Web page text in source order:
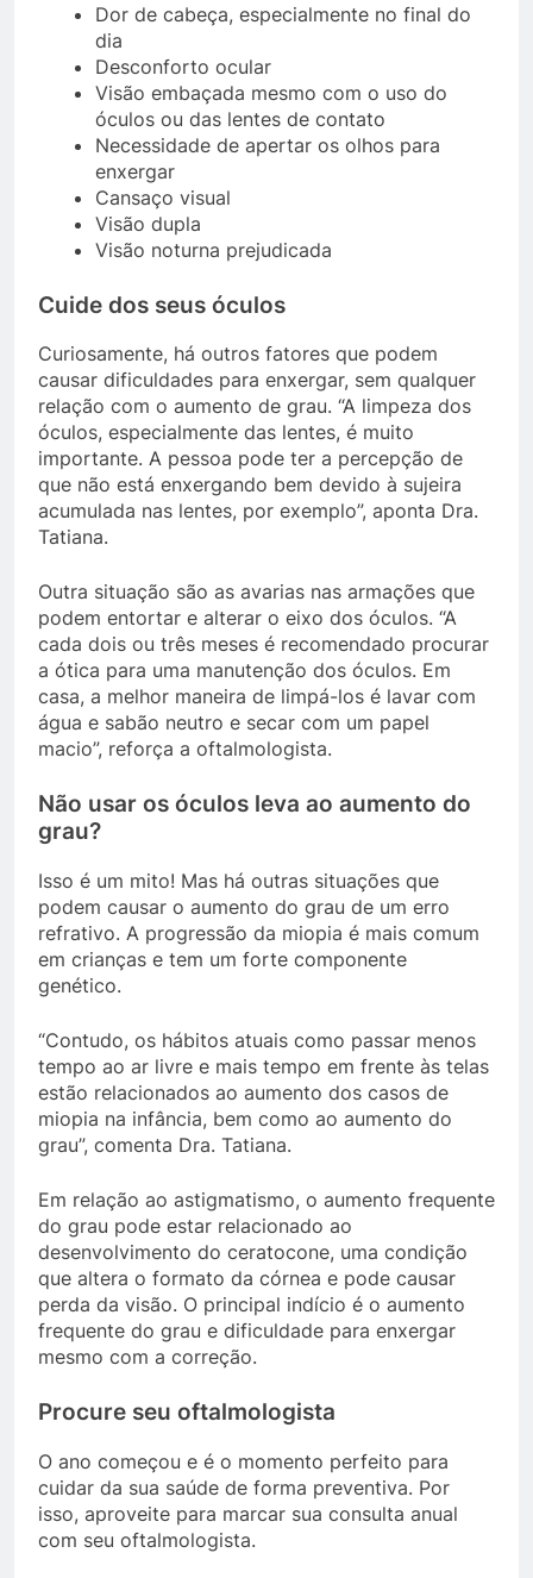
Dor de cabeça, especialmente no final do
dia
Desconforto ocular
Visão embaçada mesmo com o uso do
óculos ou das lentes de contato
Necessidade de apertar os olhos para
enxergar
Cansaço visual
Visão dupla
Visão noturna prejudicada
Cuide dos seus óculos
Curiosamente, há outros fatores que podem
causar dificuldades para enxergar, sem qualquer
relação com o aumento de grau. “A limpeza dos
óculos, especialmente das lentes, é muito
importante. A pessoa pode ter a percepção de
que não está enxergando bem devido à sujeira
acumulada nas lentes, por exemplo”, aponta Dra.
Tatiana.
Outra situação são as avarias nas armações que
podem entortar e alterar o eixo dos óculos. “A
cada dois ou três meses é recomendado procurar
a ótica para uma manutenção dos óculos. Em
casa, a melhor maneira de limpá-los é lavar com
água e sabão neutro e secar com um papel
macio”, reforça a oftalmologista.
Não usar os óculos leva ao aumento do
grau?
Isso é um mito! Mas há outras situações que
podem causar o aumento do grau de um erro
refrativo. A progressão da miopia é mais comum
em crianças e tem um forte componente
genético.
“Contudo, os hábitos atuais como passar menos
tempo ao ar livre e mais tempo em frente às telas
estão relacionados ao aumento dos casos de
miopia na infância, bem como ao aumento do
grau”, comenta Dra. Tatiana.
Em relação ao astigmatismo, o aumento frequente
do grau pode estar relacionado ao
desenvolvimento do ceratocone, uma condição
que altera o formato da córnea e pode causar
perda da visão. O principal indício é o aumento
frequente do grau e dificuldade para enxergar
mesmo com a correção.
Procure seu oftalmologista
O ano começou e é o momento perfeito para
cuidar da sua saúde de forma preventiva. Por
isso, aproveite para marcar sua consulta anual
com seu oftalmologista.